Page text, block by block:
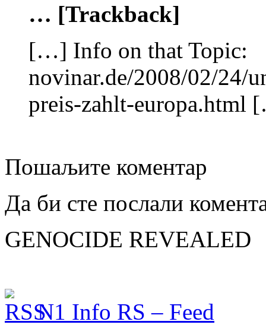
… [Trackback]
[…] Info on that Topic:
novinar.de/2008/02/24/
preis-zahlt-europa.html
Пошаљите коментар
Да би сте послали
GENOCIDE REVEALED
N1 Info RS – Feed